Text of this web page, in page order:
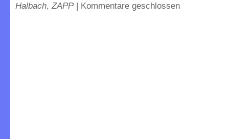
Halbach,ZAPP | Kommentare geschlossen